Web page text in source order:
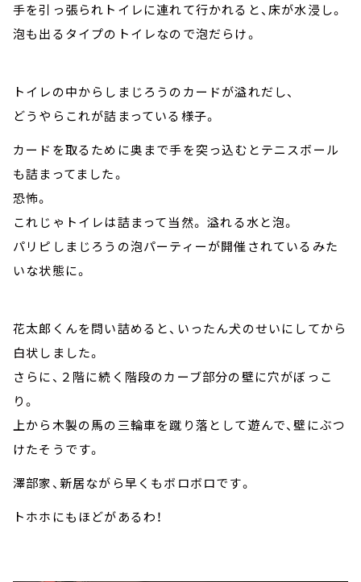
手を引っ張られトイレに連れて行かれると、床が水浸し。
泡も出るタイプのトイレなので泡だらけ。
トイレの中からしまじろうのカードが溢れだし、
どうやらこれが詰まっている様子。
カードを取るために奥まで手を突っ込むとテニスボール
も詰まってました。
恐怖。
これじゃトイレは詰まって当然。 溢れる水と泡。
パリピしまじろうの泡パーティーが開催されているみた
いな状態に。
花太郎くんを問い詰めると、いったん犬のせいにしてから
白状しました。
さらに、２階に続く階段のカーブ部分の壁に穴がぼっこ
り。
上から木製の馬の三輪車を蹴り落として遊んで、壁にぶつ
けたそうです。
澤部家、新居ながら早くもボロボロです。
トホホにもほどがあるわ！